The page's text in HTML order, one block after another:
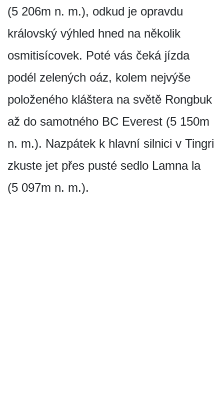
(5 206m n. m.), odkud je opravdu
královský výhled hned na několik
osmitisícovek. Poté vás čeká jízda
podél zelených oáz, kolem nejvýše
položeného kláštera na světě Rongbuk
až do samotného BC Everest (5 150m
n. m.). Nazpátek k hlavní silnici v Tingri
zkuste jet přes pusté sedlo Lamna la
(5 097m n. m.).